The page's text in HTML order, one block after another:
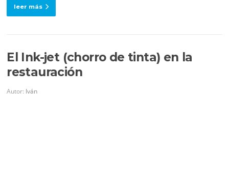
leer más
El Ink-jet (chorro de tinta) en la
restauración
Autor: Iván